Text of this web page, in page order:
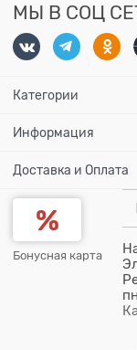
МЫ В СОЦ
Категории
Информация
Доставка и Оплата
Бонусная карта